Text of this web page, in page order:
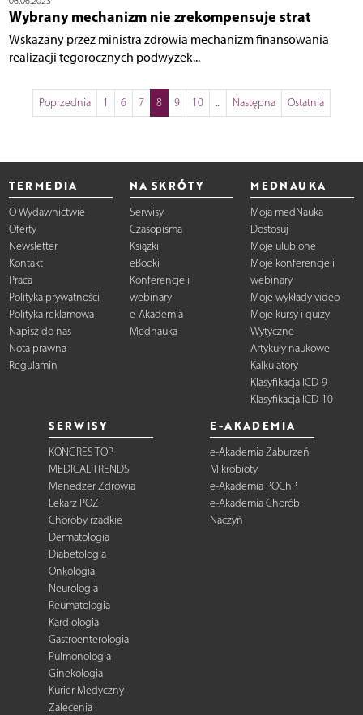
Wybrany mechanizm nie zrekompensuje strat
Wskazany przez ministra zdrowia mechanizm finansowania
realizacji tegorocznych podwyżek...
Poprzednia 1 6 7 8 9 10 ... Następna Ostatnia
TERMEDIA
O Wydawnictwie
Oferty
Newsletter
Kontakt
Praca
Polityka prywatności
Polityka reklamowa
Napisz do nas
Nota prawna
Regulamin
NA SKRÓTY
Serwisy
Czasopisma
Książki
eBooki
Konferencje i
webinary
e-Akademia
Mednauka
MEDNAUKA
Moja medNauka
Dostosuj
Moje ulubione
Moje konferencje i
webinary
Moje wykłady video
Moje kursy i quizy
Wytyczne
Artykuły naukowe
Kalkulatory
Klasyfikacja ICD-9
Klasyfikacja ICD-10
SERWISY
KONGRES TOP
MEDICAL TRENDS
Menedżer Zdrowia
Lekarz POZ
Choroby rzadkie
Dermatologia
Diabetologia
Onkologia
Neurologia
Reumatologia
Kardiologia
Gastroenterologia
Pulmonologia
Ginekologia
Kurier Medyczny
Zalecenia i
E-AKADEMIA
e-Akademia Zaburzeń
Mikrobioty
e-Akademia POChP
e-Akademia Chorób
Naczyń